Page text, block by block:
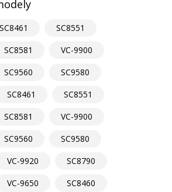
SC8461
SC8551
SC8581
VC-9900
SC9560
SC9580
SC8461
SC8551
SC8581
VC-9900
SC9560
SC9580
VC-9920
SC8790
VC-9650
SC8460